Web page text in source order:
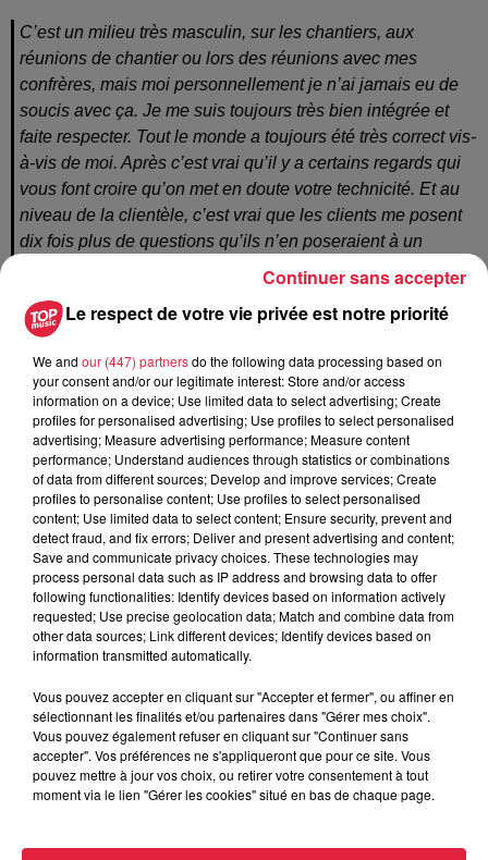
C’est un milieu très masculin, sur les chantiers, aux
réunions de chantier ou lors des réunions avec mes
confrères, mais moi personnellement je n’ai jamais eu de
soucis avec ça. Je me suis toujours très bien intégrée et
faite respecter. Tout le monde a toujours été très correct vis-
à-vis de moi. Après c’est vrai qu’il y a certains regards qui
vous font croire qu’on met en doute votre technicité. Et au
niveau de la clientèle, c’est vrai que les clients me posent
dix fois plus de questions qu’ils n’en poseraient à un
...........................................................
La CAPEB, c’est quoi ?
La CAPEB (confédération de l'artisanat et des petites
entreprises du bâtiment) est l’organisation professionnelle
qui défend, représente et accompagne les entreprises du
Bâtiment. Véritable soutien de proximité, la CAPEB apporte
aux entreprises toutes les informations (juridiques ou
techniques) utiles à leur activité.
En tant que particulier, faire appel pour vos travaux à un
adhérent CAPEB c’est faire le choix de la proximité et de la
qualité.
www.capeb67.fr
Le respect de votre vie privée est notre priorité
We and our (447) partnersdo the following data processing based on
your consent and/or our legitimate interest: Store and/or access
information on a device; Use limited data to select advertising; Create
profiles for personalised advertising; Use profiles to select personalised
advertising; Measure advertising performance; Measure content
performance; Understand audiences through statistics or combinations
of data from different sources; Develop and improve services; Create
profiles to personalise content; Use profiles to select personalised
content; Use limited data to select content; Ensure security, prevent and
detect fraud, and fix errors; Deliver and present advertising and content;
Save and communicate privacy choices. These technologies may
process personal data such as IP address and browsing data to offer
following functionalities: Identify devices based on information actively
requested; Use precise geolocation data; Match and combine data from
other data sources; Link different devices; Identify devices based on
information transmitted automatically.
Vous pouvez accepter en cliquant sur "Accepter et fermer", ou affiner en
sélectionnant les finalités et/ou partenaires dans "Gérer mes choix".
Vous pouvez également refuser en cliquant sur "Continuer sans
accepter". Vos préférences ne s'appliqueront que pour ce site. Vous
pouvez mettre à jour vos choix, ou retirer votre consentement à tout
moment via le lien "Gérer les cookies" situé en bas de chaque page.
Continuer sans accepter